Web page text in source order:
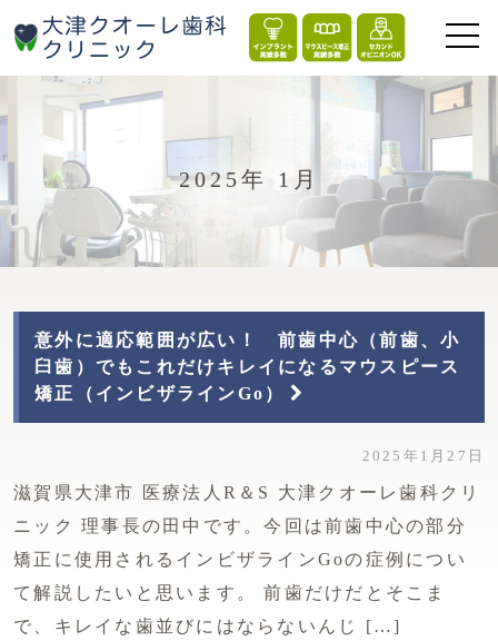
2025年 1月
意外に適応範囲が広い！ 前歯中心（前歯、小
臼歯）でもこれだけキレイになるマウスピース
矯正（インビザラインGo）
2025年1月27日
滋賀県大津市 医療法人R＆S 大津クオーレ歯科クリ
ニック 理事長の田中です。今回は前歯中心の部分
矯正に使用されるインビザラインGoの症例につい
て解説したいと思います。 前歯だけだとそこま
で、キレイな歯並びにはならないんじ […]